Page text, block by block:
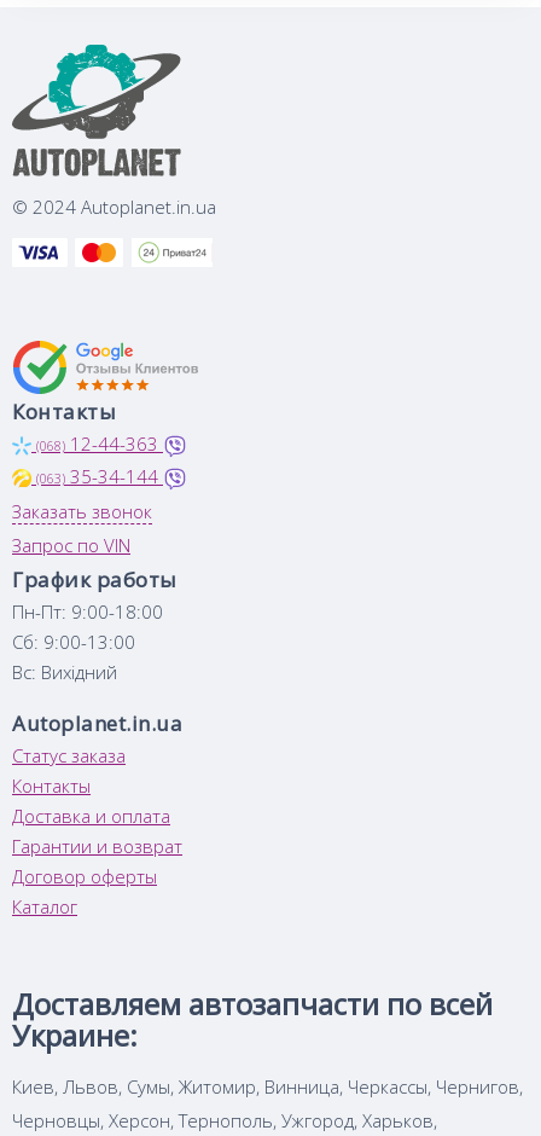
© 2024 Autoplanet.in.ua
Контакты
(068) 12-44-363
(063) 35-34-144
Заказать звонок
Запрос по VIN
График работы
Пн-Пт: 9:00-18:00
Сб: 9:00-13:00
Вс: Вихідний
Autoplanet.in.ua
Статус заказа
Контакты
Доставка и оплата
Гарантии и возврат
Договор оферты
Каталог
Доставляем автозапчасти по всей
Украине:
Киев, Львов, Сумы, Житомир, Винница, Черкассы, Чернигов,
Черновцы, Херсон, Тернополь, Ужгород, Харьков,